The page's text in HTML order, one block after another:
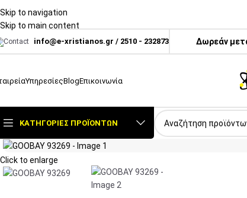
Skip to navigation
Skip to main content
info@e-xristianos.gr / 2510 - 232873 Δωρεάν
ΥπηρεσίεςBlogΕπικοινωνία
ΚΑΤΗΓΟΡΊΕΣ ΠΡΟΪΌΝΤΩΝ
Click to enlarge